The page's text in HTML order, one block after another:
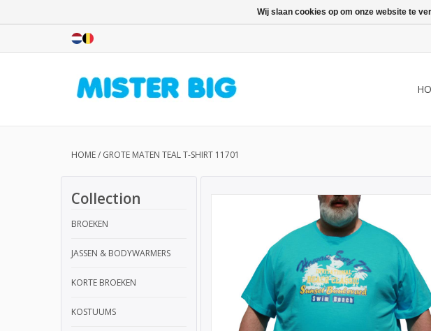
HOME/ GROTE MATEN TEAL T-SHIRT 11701
Collection
BROEKEN
JASSEN & BODYWARMERS
KORTE BROEKEN
KOSTUUMS
Wij slaan cookies op om onze website te